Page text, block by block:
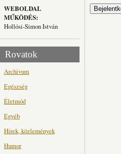
WEBOLDAL
MŰKÖDÉS:
Hollósi-Simon István
Rovatok
Archívum
Egészség
Életmód
Egyéb
Hírek, közlemények
Humor